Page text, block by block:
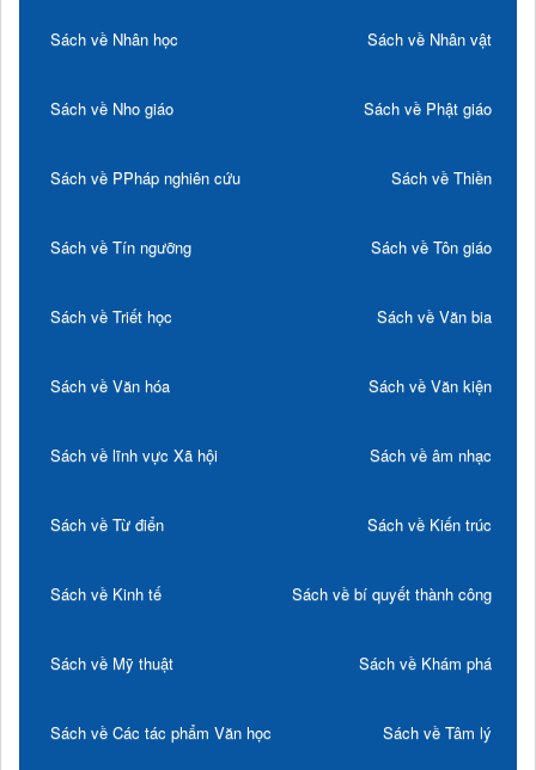
Sách về Nhân học Sách về Nhân vật
Sách về Nho giáo Sách về Phật giáo
Sách về PPháp nghiên cứu Sách về Thiền
Sách về Tín ngưỡng Sách về Tôn giáo
Sách về Triết học Sách về Văn bia
Sách về Văn hóa Sách về Văn kiện
Sách về lĩnh vực Xã hội Sách về âm nhạc
Sách về Từ điển Sách về Kiến trúc
Sách về Kinh tế Sách về bí quyết thành công
Sách về Mỹ thuật Sách về Khám phá
Sách về Các tác phẩm Văn học Sách về Tâm lý